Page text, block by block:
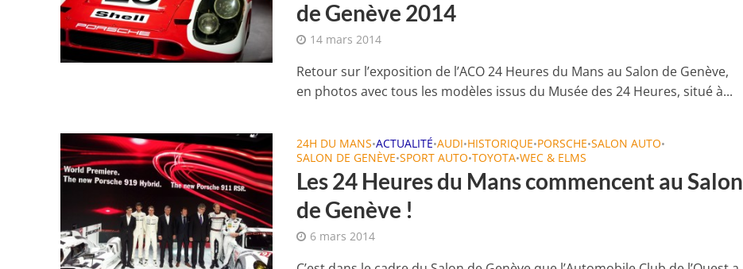
de Genève 2014
14 mars 2014
Retour sur l’exposition de l’ACO 24 Heures du Mans au Salon de Genève,
en photos avec tous les modèles issus du Musée des 24 Heures, situé à...
24H DU MANS•ACTUALITÉ•AUDI•HISTORIQUE•PORSCHE•SALON AUTO•
SALON DE GENÈVE•SPORT AUTO•TOYOTA•WEC & ELMS
Les 24 Heures du Mans commencent au Salon
de Genève !
6 mars 2014